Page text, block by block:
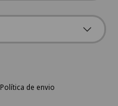
Política de envio